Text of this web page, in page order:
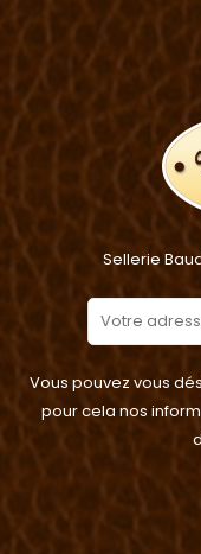
Sellerie
Vous pouvez vous
pour cela nos